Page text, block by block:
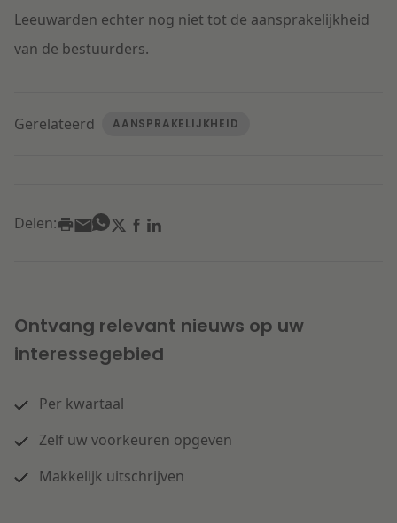
Leeuwarden echter nog niet tot de aansprakelijkheid
van de bestuurders.
Gerelateerd AANSPRAKELIJKHEID
Delen:
Ontvang relevant nieuws op uw
interessegebied
Per kwartaal
Zelf uw voorkeuren opgeven
Makkelijk uitschrijven